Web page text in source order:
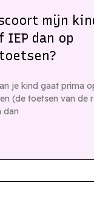
mijn
IEP dan op
je kind gaat prima
(de toetsen van de
dan